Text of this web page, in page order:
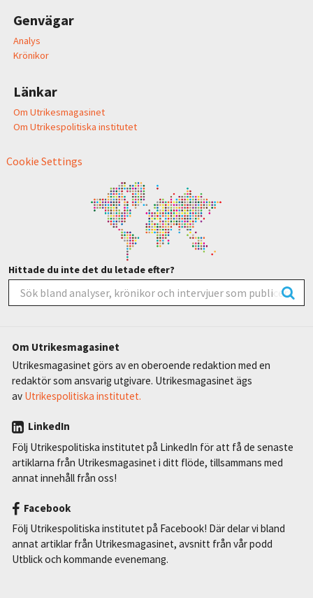
Genvägar
Analys
Krönikor
Länkar
Om Utrikesmagasinet
Om Utrikespolitiska institutet
Cookie Settings
Hittade du inte det du letade efter?
Om Utrikesmagasinet
Utrikesmagasinet görs av en oberoende redaktion med en
redaktör som ansvarig utgivare. Utrikesmagasinet ägs
av Utrikespolitiska institutet.
LinkedIn
Följ Utrikespolitiska institutet på LinkedIn för att få de senaste
artiklarna från Utrikesmagasinet i ditt flöde, tillsammans med
annat innehåll från oss!
Facebook
Följ Utrikespolitiska institutet på Facebook! Där delar vi bland
annat artiklar från Utrikesmagasinet, avsnitt från vår podd
Utblick och kommande evenemang.